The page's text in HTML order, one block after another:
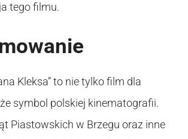
tego filmu.
Kleksa” to nie tylko film dla
symbol polskiej kinematografii.
Piastowskich w Brzegu oraz inne